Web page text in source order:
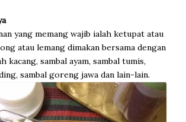
yang memang wajib ialah ketupat atau
atau lemang dimakan bersama dengan
kacang, sambal ayam, sambal tumis,
sambal goreng jawa dan lain-lain.